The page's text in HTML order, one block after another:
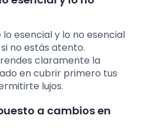
esencial y lo no esencial
no estás atento.
claramente la
en cubrir primero tus
lujos.
a cambios en